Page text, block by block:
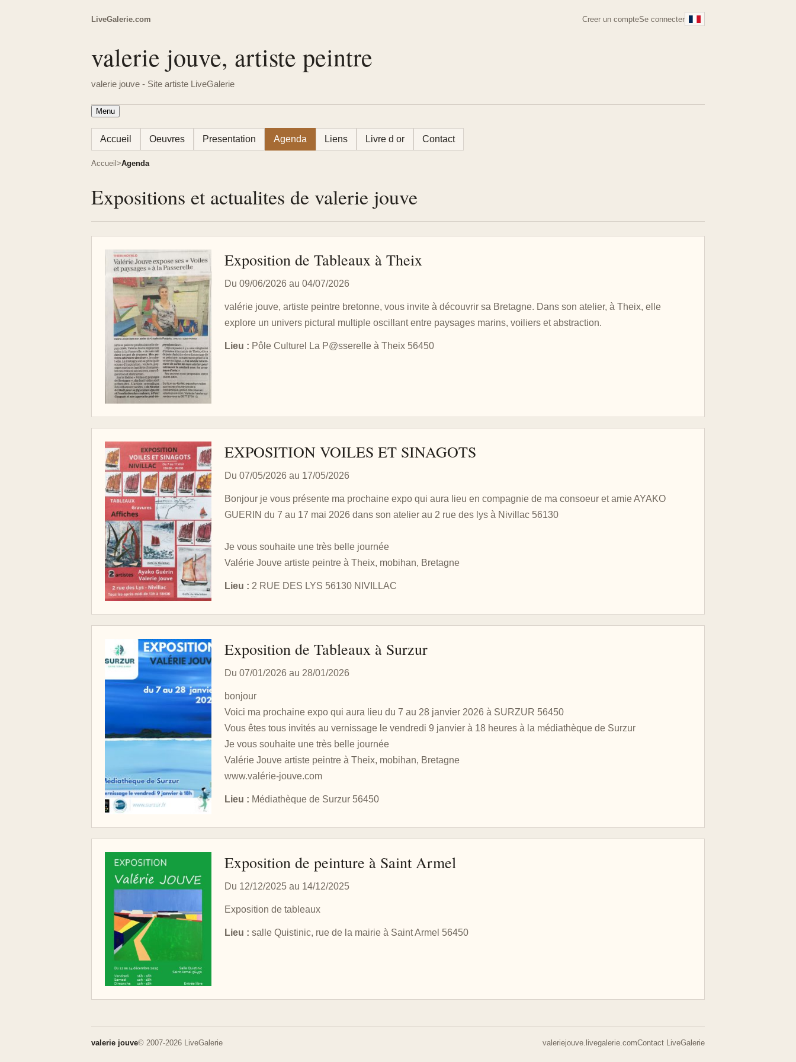
LiveGalerie.com Creer un compteSe connecter
valerie jouve, artiste peintre
valerie jouve - Site artiste LiveGalerie
Menu
Accueil Oeuvres Presentation Agenda Liens Livre d or Contact
Accueil Agenda
Expositions et actualites de valerie jouve
Exposition de Tableaux à Theix
Du 09/06/2026 au 04/07/2026
valérie jouve, artiste peintre bretonne, vous invite à découvrir sa Bretagne. Dans son atelier, à Theix, elle
explore un univers pictural multiple oscillant entre paysages marins, voiliers et abstraction.
Lieu : Pôle Culturel La P@sserelle à Theix 56450
EXPOSITION VOILES ET SINAGOTS
Du 07/05/2026 au 17/05/2026
Bonjour je vous présente ma prochaine expo qui aura lieu en compagnie de ma consoeur et amie AYAKO
GUERIN du 7 au 17 mai 2026 dans son atelier au 2 rue des lys à Nivillac 56130
Je vous souhaite une très belle journée
Valérie Jouve artiste peintre à Theix, mobihan, Bretagne
Lieu : 2 RUE DES LYS 56130 NIVILLAC
Exposition de Tableaux à Surzur
Du 07/01/2026 au 28/01/2026
bonjour
Voici ma prochaine expo qui aura lieu du 7 au 28 janvier 2026 à SURZUR 56450
Vous êtes tous invités au vernissage le vendredi 9 janvier à 18 heures à la médiathèque de Surzur
Je vous souhaite une très belle journée
Valérie Jouve artiste peintre à Theix, mobihan, Bretagne
www.valérie-jouve.com
Lieu : Médiathèque de Surzur 56450
Exposition de peinture à Saint Armel
Du 12/12/2025 au 14/12/2025
Exposition de tableaux
Lieu : salle Quistinic, rue de la mairie à Saint Armel 56450
valerie jouve© 2007-2026 LiveGalerie valeriejouve.livegalerie.comContact LiveGalerie